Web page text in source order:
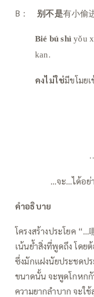
B： 别不是有小偷
Bié bú shì yǒu
kan.
คงไม่ใช่มีขโมย
…จะ…ได้อย่
คำอธิบาย
โครงสร้างประโยค
เน้นย้ำสิ่งที่พูดถึง โดย
ซึ่งมักแฝงนัยประชดปร
ขนาดนั้น จะพูดโกหกกั
ความยากลำบาก จะใ